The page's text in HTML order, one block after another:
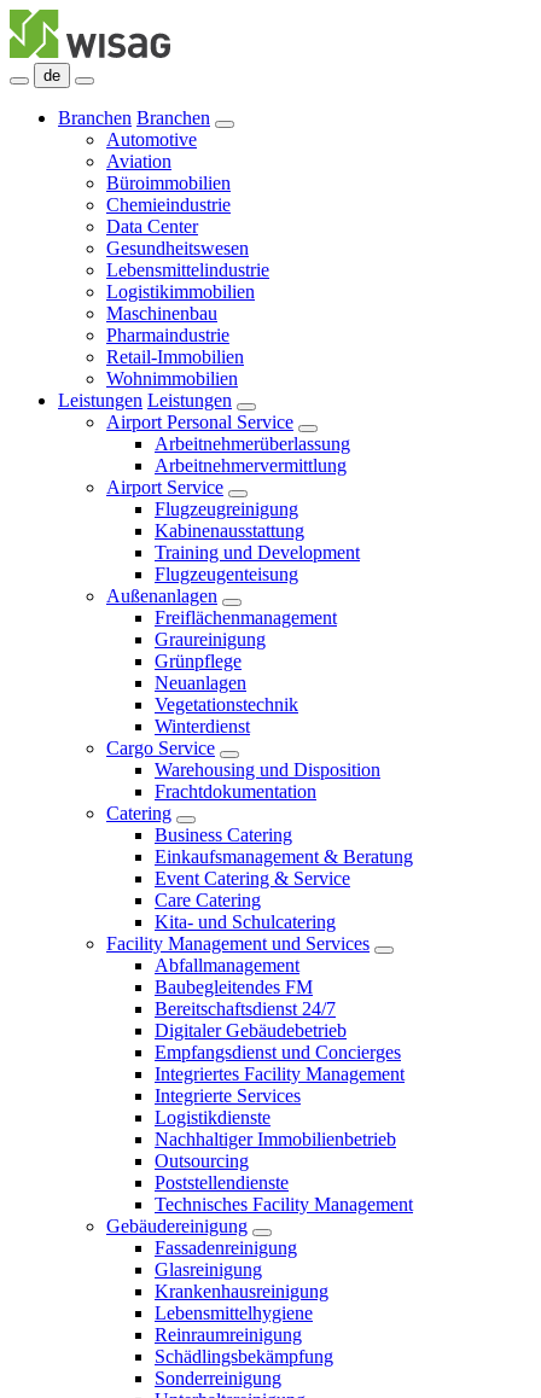
de
Branchen Branchen
Automotive
Aviation
Büroimmobilien
Chemieindustrie
Data Center
Gesundheitswesen
Lebensmittelindustrie
Logistikimmobilien
Maschinenbau
Pharmaindustrie
Retail-Immobilien
Wohnimmobilien
Leistungen Leistungen
Airport Personal Service
Arbeitnehmerüberlassung
Arbeitnehmervermittlung
Airport Service
Flugzeugreinigung
Kabinenausstattung
Training und Development
Flugzeugenteisung
Außenanlagen
Freiflächenmanagement
Graureinigung
Grünpflege
Neuanlagen
Vegetationstechnik
Winterdienst
Cargo Service
Warehousing und Disposition
Frachtdokumentation
Catering
Business Catering
Einkaufsmanagement & Beratung
Event Catering & Service
Care Catering
Kita- und Schulcatering
Facility Management und Services
Abfallmanagement
Baubegleitendes FM
Bereitschaftsdienst 24/7
Digitaler Gebäudebetrieb
Empfangsdienst und Concierges
Integriertes Facility Management
Integrierte Services
Logistikdienste
Nachhaltiger Immobilienbetrieb
Outsourcing
Poststellendienste
Technisches Facility Management
Gebäudereinigung
Fassadenreinigung
Glasreinigung
Krankenhausreinigung
Lebensmittelhygiene
Reinraumreinigung
Schädlingsbekämpfung
Sonderreinigung